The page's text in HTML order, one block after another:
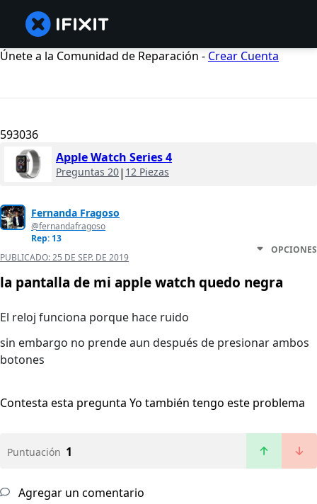
Únete a la Comunidad de Reparación - Crear Cuenta
593036
Apple Watch Series 4
Preguntas 20| 12 Piezas
Fernanda Fragoso
@fernandafragoso
Rep: 13
PUBLICADO:25 DE SEP. DE 2019
OPCIONES
la pantalla de mi apple watch quedo negra
El reloj funciona porque hace ruido
sin embargo no prende aun después de presionar ambos
botones
Contesta esta pregunta Yo también tengo este problema
Puntuación 1
Agregar un comentario